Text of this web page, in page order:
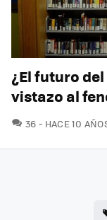
¿El futuro
vistazo al
36 COMENTARIOS
HACE 10